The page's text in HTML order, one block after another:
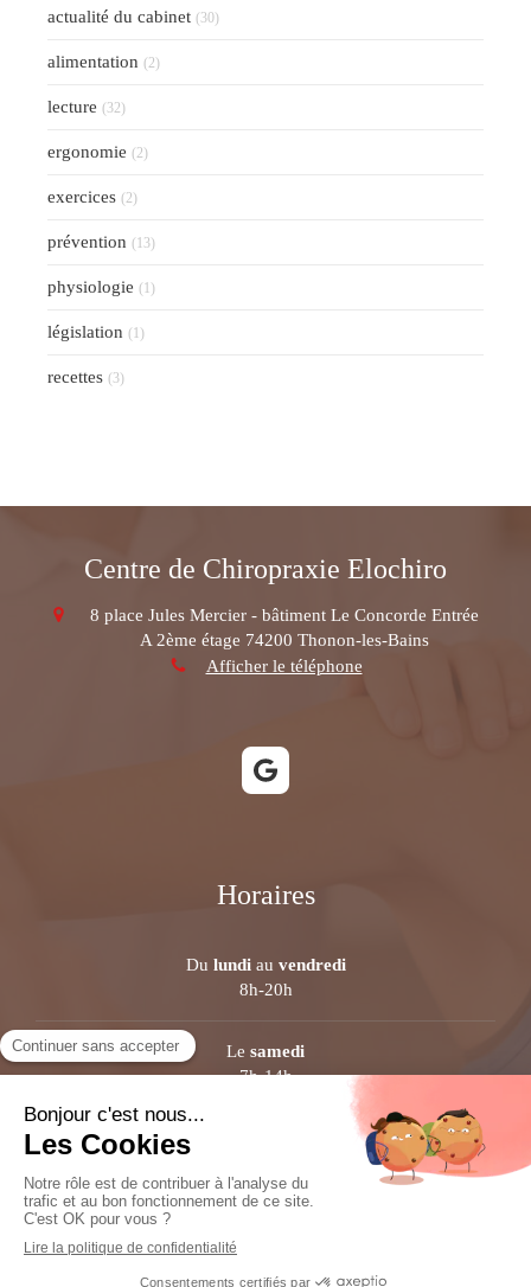
actualité du cabinet (30)
alimentation (2)
lecture (32)
ergonomie (2)
exercices (2)
prévention (13)
physiologie (1)
législation (1)
recettes (3)
Centre de Chiropraxie Elochiro
8 place Jules Mercier - bâtiment Le Concorde Entrée
A 2ème étage 74200 Thonon-les-Bains
Afficher le téléphone
Horaires
Du lundiau vendredi
8h-20h
Le samedi
7h-14h
Mentions légales